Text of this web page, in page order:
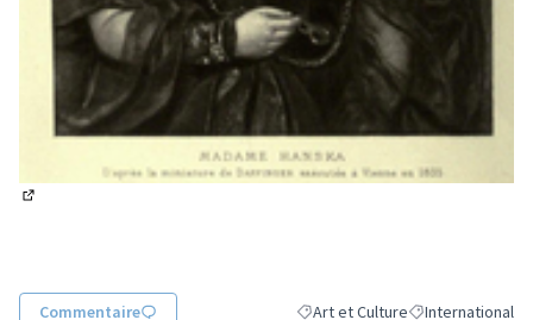
Commentaire Art et Culture International